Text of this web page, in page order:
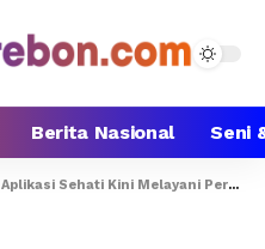
Berita Nasional Seni
Aplikasi Sehati Kini Melayani Perizinan Kegiatan Reklamasi